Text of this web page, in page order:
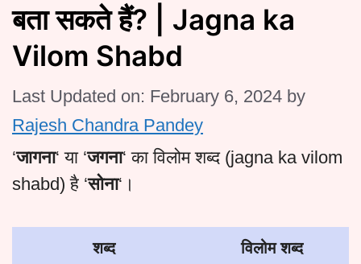
बता सकते हैं? | Jagna ka
Vilom Shabd
Last Updated on: February 6, 2024 by
Rajesh Chandra Pandey
‘जागना‘ या ‘जगना‘ का विलोम शब्द (jagna ka vilom
shabd) है ‘सोना‘।
शब्द विलोम शब्द